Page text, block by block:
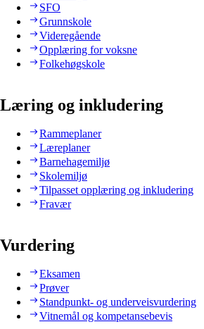
SFO
Grunnskole
Videregående
Opplæring for voksne
Folkehøgskole
Læring og inkludering
Rammeplaner
Læreplaner
Barnehagemiljø
Skolemiljø
Tilpasset opplæring og inkludering
Fravær
Vurdering
Eksamen
Prøver
Standpunkt- og underveisvurdering
Vitnemål og kompetansebevis